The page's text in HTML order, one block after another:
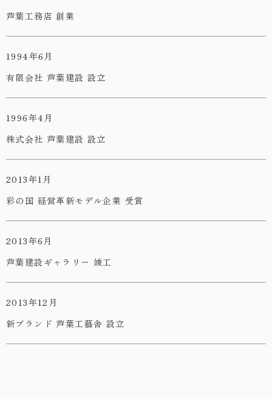
芦葉工務店 創業
1994年6月
有限会社 芦葉建設 設立
1996年4月
株式会社 芦葉建設 設立
2013年1月
彩の国 経営革新モデル企業 受賞
2013年6月
芦葉建設ギャラリー 竣工
2013年12月
新ブランド 芦葉工藝舎 設立